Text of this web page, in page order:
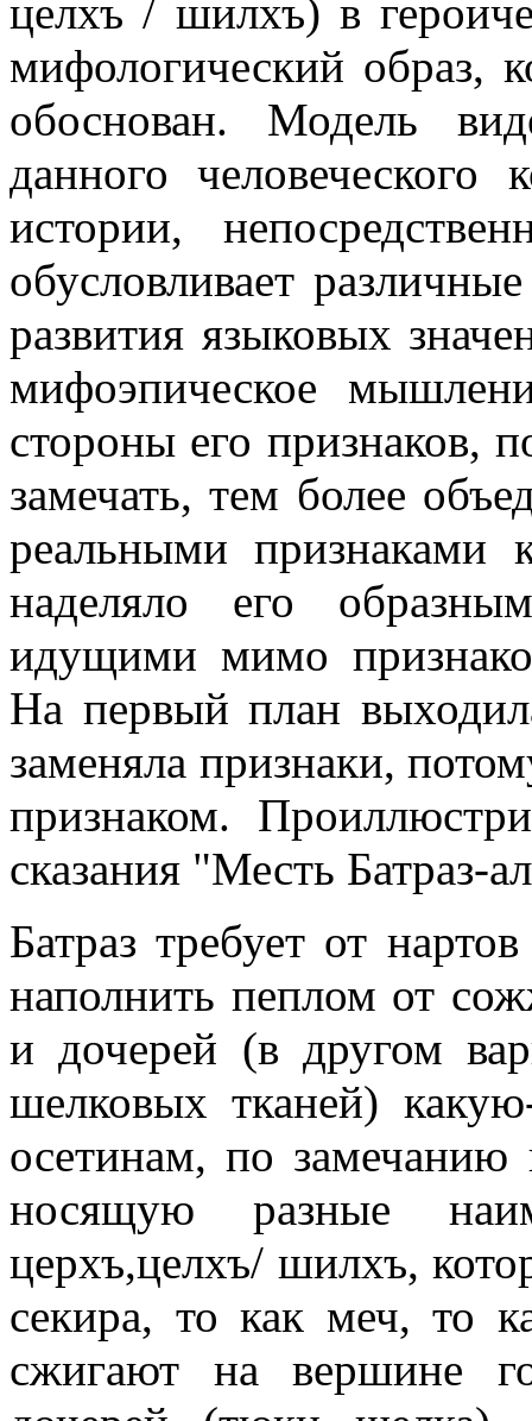
целхъ / шилхъ) в
мифологический образ,
обоснован. Модель
данного человеческого
истории,
обусловливает
развития языковых
мифоэпическое
стороны его признаков,
замечать, тем более
реальными признаками
наделяло его
идущими мимо
На первый план
заменяла признаки,
признаком.
сказания "Месть Батраз-
Батраз требует от
наполнить пеплом от
и дочерей (в другом
шелковых тканей)
осетинам, по
носящую разные
церхъ,целхъ/ шилхъ,
секира, то как меч, то
сжигают на вершине